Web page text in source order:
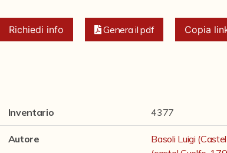
Richiedi info Genera il pdf Copia
Inventario 4377
Autore
Basoli Luigi